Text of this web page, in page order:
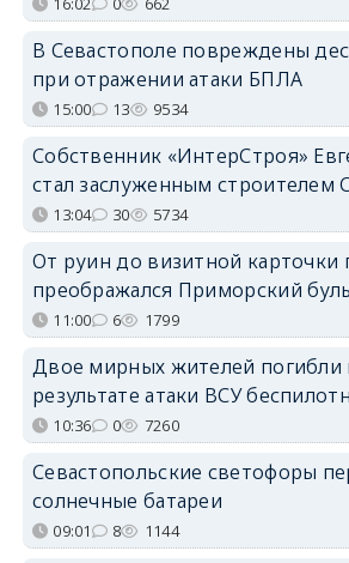
В Севастополе повреждены
при отражении атаки БПЛА
15:00 13 9534
Собственник «ИнтерСтроя»
стал заслуженным строителем
13:04 30 5734
От руин до визитной карточки
преображался Приморский
11:00 6 1799
Двое мирных жителей
результате атаки ВСУ
10:36 0 7260
Севастопольские светофоры
солнечные батареи
09:01 8 1144